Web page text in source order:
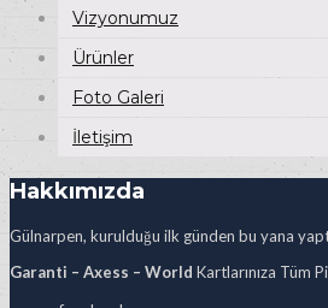
Vizyonumuz
Ürünler
Foto Galeri
İletişim
Hakkımızda
Gülnarpen, kurulduğu ilk günden bu yana
Garanti – Axess – World Kartlarınıza Tüm